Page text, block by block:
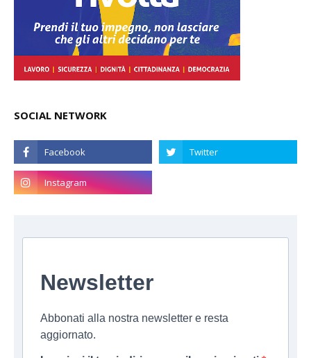
SOCIAL NETWORK
Newsletter
Abbonati alla nostra newsletter e resta
aggiornato.